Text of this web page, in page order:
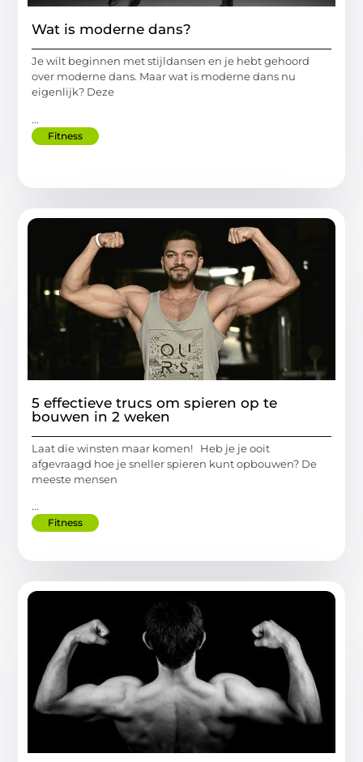
Wat is moderne dans?
Je wilt beginnen met stijldansen en je hebt gehoord
over moderne dans. Maar wat is moderne dans nu
eigenlijk? Deze
...
Fitness
5 effectieve trucs om spieren op te
bouwen in 2 weken
Laat die winsten maar komen! Heb je je ooit
afgevraagd hoe je sneller spieren kunt opbouwen? De
meeste mensen
...
Fitness